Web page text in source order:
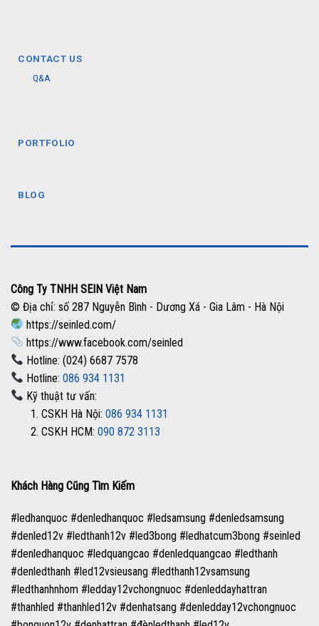
CONTACT US
Q&A
PORTFOLIO
BLOG
Công Ty TNHH SEIN Việt Nam
© Địa chỉ: số 287 Nguyễn Bình - Dương Xá - Gia Lâm - Hà Nội
https://seinled.com/
https://www.facebook.com/seinled
Hotline: (024) 6687 7578
Hotline:086 934 1131
Kỹ thuật tư vấn:
1. CSKH Hà Nội: 086 934 1131
2. CSKH HCM: 090 872 3113
Khách Hàng Cũng Tìm Kiếm
#ledhanquoc #denledhanquoc #ledsamsung #denledsamsung
#denled12v #ledthanh12v #led3bong #ledhatcum3bong #seinled
#denledhanquoc #ledquangcao #denledquangcao #ledthanh
#denledthanh #led12vsieusang #ledthanh12vsamsung
#ledthanhnhom #ledday12vchongnuoc #denleddayhattran
#thanhled #thanhled12v #denhatsang #denledday12vchongnuoc